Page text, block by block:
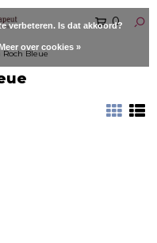
0
Roch Bleue
verbeteren. Is dat akkoord?
over cookies »